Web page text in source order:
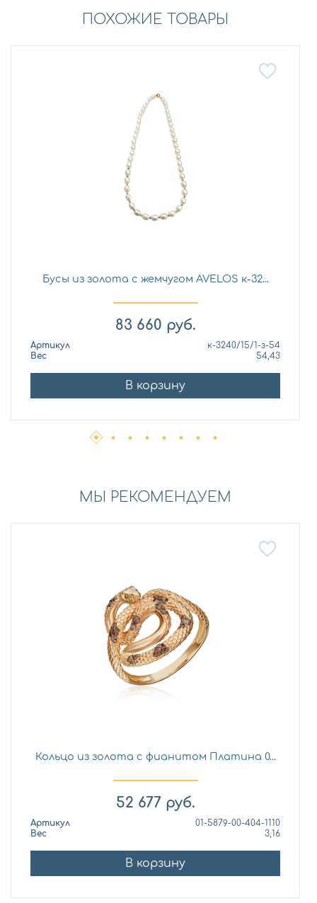
ПОХОЖИЕ ТОВАРЫ
Бусы из золота с жемчугом AVELOS к-32...
83 660 руб.
Артикул
к-3240/15/1-з-54
Вес
54,43
В корзину
МЫ РЕКОМЕНДУЕМ
Кольцо из золота с фианитом Платина 0...
52 677 руб.
Артикул
01-5879-00-404-1110
Вес
3,16
В корзину